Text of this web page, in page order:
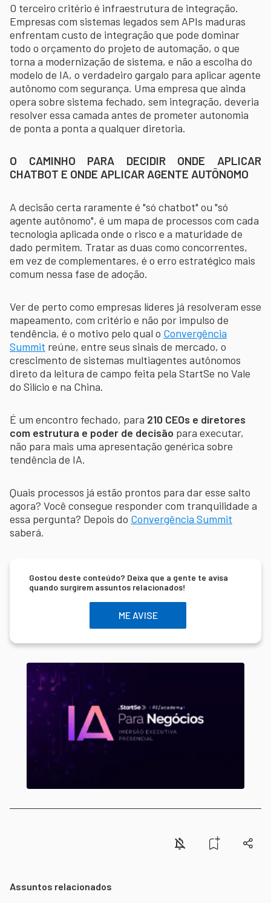
O terceiro critério é infraestrutura de integração.
Empresas com sistemas legados sem APIs maduras
enfrentam custo de integração que pode dominar
todo o orçamento do projeto de automação, o que
torna a modernização de sistema, e não a escolha do
modelo de IA, o verdadeiro gargalo para aplicar agente
autônomo com segurança. Uma empresa que ainda
opera sobre sistema fechado, sem integração, deveria
resolver essa camada antes de prometer autonomia
de ponta a ponta a qualquer diretoria.
O CAMINHO PARA DECIDIR ONDE APLICAR
CHATBOT E ONDE APLICAR AGENTE AUTÔNOMO
A decisão certa raramente é "só chatbot" ou "só
agente autônomo", é um mapa de processos com cada
tecnologia aplicada onde o risco e a maturidade de
dado permitem. Tratar as duas como concorrentes,
em vez de complementares, é o erro estratégico mais
comum nessa fase de adoção.
Ver de perto como empresas líderes já resolveram esse
mapeamento, com critério e não por impulso de
tendência, é o motivo pelo qual o Convergência
Summit reúne, entre seus sinais de mercado, o
crescimento de sistemas multiagentes autônomos
direto da leitura de campo feita pela StartSe no Vale
do Silício e na China.
É um encontro fechado, para 210 CEOs e diretores
com estrutura e poder de decisão para executar,
não para mais uma apresentação genérica sobre
tendência de IA.
Quais processos já estão prontos para dar esse salto
agora? Você consegue responder com tranquilidade a
essa pergunta? Depois do Convergência Summit
saberá.
Gostou deste conteúdo? Deixa que a gente te avisa
quando surgirem assuntos relacionados!
ME AVISE
Assuntos relacionados